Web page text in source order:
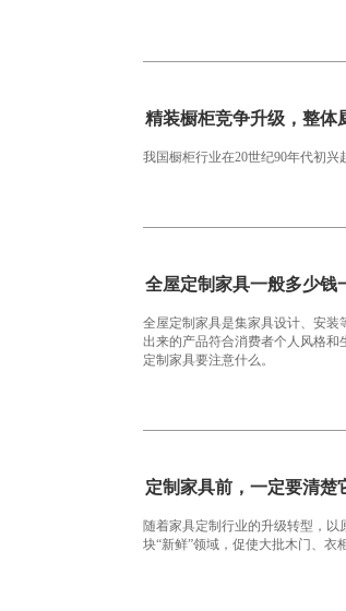
精装橱柜竞争升级，整体
我国橱柜行业在20世纪90年代初
全屋定制家具一般多少钱
全屋定制家具是集家具设计、安
出来的产品符合消费者个人风格
定制家具要注意什么。
定制家具前，一定要清楚
随着家具定制行业的升级转型，
块“新鲜”领域，促使大批木门、衣